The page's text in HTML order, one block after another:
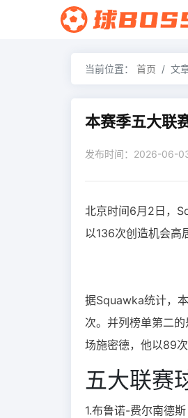
当前位置： 首页 文
本赛季五大联
发布时间：2026-06-
北京时间6月2日，
以136次创造机会高
据Squawka统计，
次。并列榜单第二
场施密德，他以89
五大联赛
1.布鲁诺-费尔南德